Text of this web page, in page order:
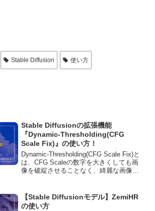
Stable Diffusion 使い方
Stable Diffusionの拡張機能
『Dynamic-Thresholding(CFG
Scale Fix)』の使い方！
Dynamic-Thresholding(CFG Scale Fix)と
は、CFG Scaleの数字を大きくしても画
像を破綻させることなく、綺麗な画像を
よりプロンプトに忠実で品質が劣らない
画像を生成できます。
【Stable Diffusionモデル】ZemiHR
の使い方